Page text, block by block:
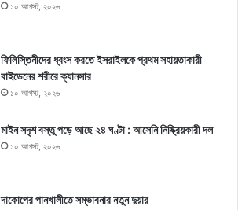
১০ আগস্ট, ২০২৬
ফিলিস্তিনীদের ধ্বংস করতে ইসরাইলকে প্রথম সহায়তাকারী
বাইডেনের শরীরে ক্যানসার
১০ আগস্ট, ২০২৬
মাইন সদৃশ বস্তু পড়ে আছে ২৪ ঘণ্টা : আসেনি নিষ্ক্রিয়কারী দল
১০ আগস্ট, ২০২৬
দাকোপের পানখালীতে সম্ভাবনার নতুন দুয়ার